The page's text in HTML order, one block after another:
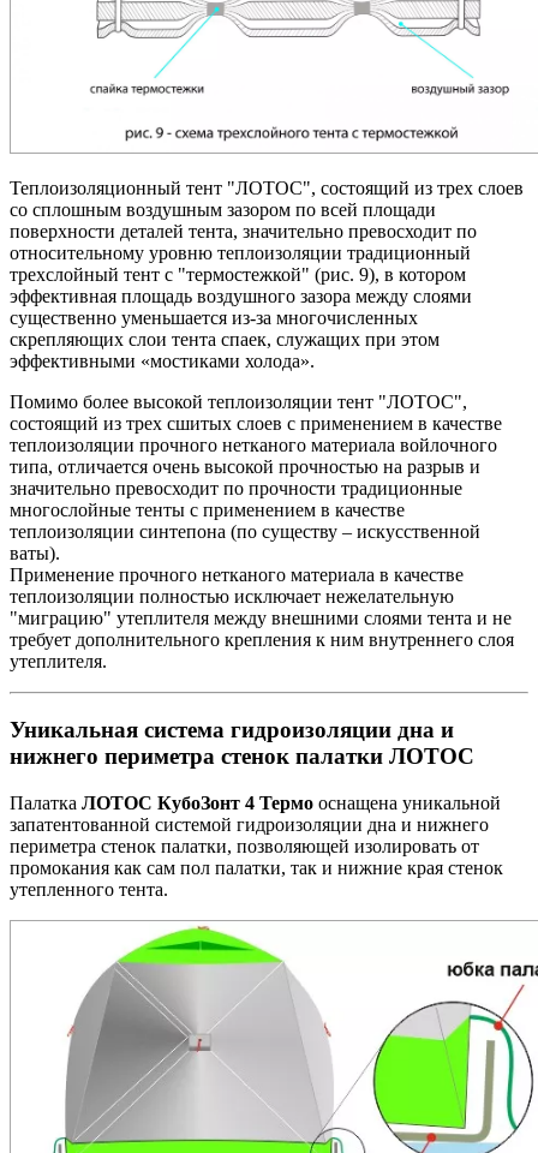
Теплоизоляционный тент "ЛОТОС", состоящий из трех слоев
со сплошным воздушным зазором по всей площади
поверхности деталей тента, значительно превосходит по
относительному уровню теплоизоляции традиционный
трехслойный тент с "термостежкой" (рис. 9), в котором
эффективная площадь воздушного зазора между слоями
существенно уменьшается из-за многочисленных
скрепляющих слои тента спаек, служащих при этом
эффективными «мостиками холода».
Помимо более высокой теплоизоляции тент "ЛОТОС",
состоящий из трех сшитых слоев с применением в качестве
теплоизоляции прочного нетканого материала войлочного
типа, отличается очень высокой прочностью на разрыв и
значительно превосходит по прочности традиционные
многослойные тенты с применением в качестве
теплоизоляции синтепона (по существу – искусственной
ваты).
Применение прочного нетканого материала в качестве
теплоизоляции полностью исключает нежелательную
"миграцию" утеплителя между внешними слоями тента и не
требует дополнительного крепления к ним внутреннего слоя
утеплителя.
Уникальная система гидроизоляции дна и
нижнего периметра стенок палатки ЛОТОС
Палатка ЛОТОС КубоЗонт 4 Термо оснащена уникальной
запатентованной системой гидроизоляции дна и нижнего
периметра стенок палатки, позволяющей изолировать от
промокания как сам пол палатки, так и нижние края стенок
утепленного тента.